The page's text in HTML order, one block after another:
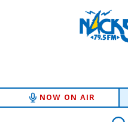
NOW ON AIR